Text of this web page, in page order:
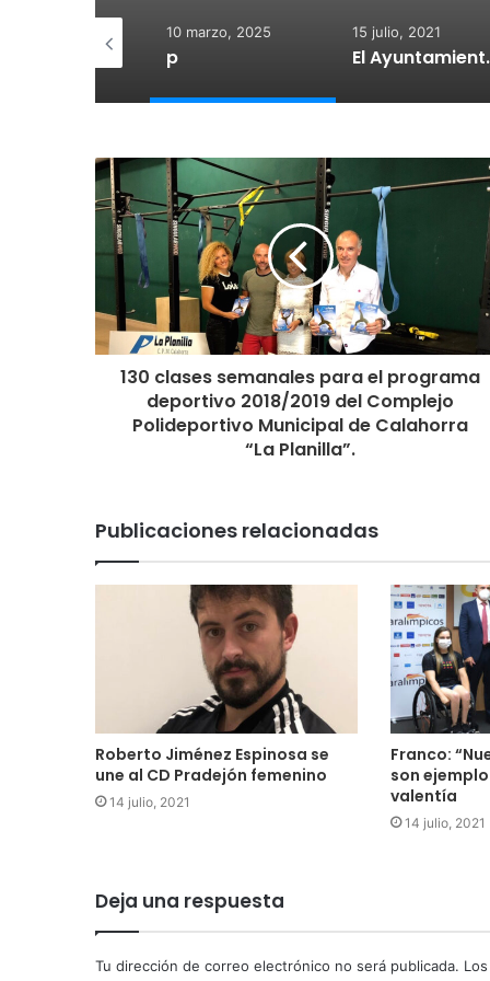
10 marzo, 2025
p
15 julio, 2021
El Ayuntamiento
130 clases semanales para el programa
deportivo 2018/2019 del Complejo
Polideportivo Municipal de Calahorra
“La Planilla”.
Publicaciones relacionadas
Roberto Jiménez Espinosa se
une al CD Pradejón femenino
14 julio, 2021
Franco:
son
valentía
14 julio, 2021
Deja una respuesta
Tu dirección de correo electrónico no será publicada.